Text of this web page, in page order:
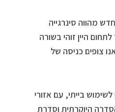
מהווה סינרגייה
היין זוהי בשורה
הן מבחינה צרכנית והן מבחינה טכנולוגית. עוד מסר רוזן: “בשנת 2023 אנו צופים כניסה של
בייתי, עם אזורי
היוקרתית וסדרת